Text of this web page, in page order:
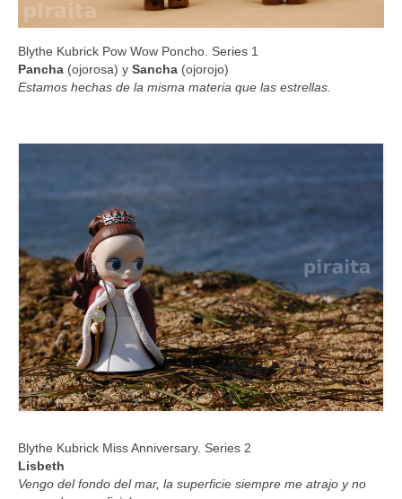
Blythe Kubrick Pow Wow Poncho. Series 1
Pancha (ojorosa) y Sancha (ojorojo)
Estamos hechas de la misma materia que las estrellas.
Blythe Kubrick Miss Anniversary. Series 2
Lisbeth
Vengo del fondo del mar, la superficie siempre me atrajo y no